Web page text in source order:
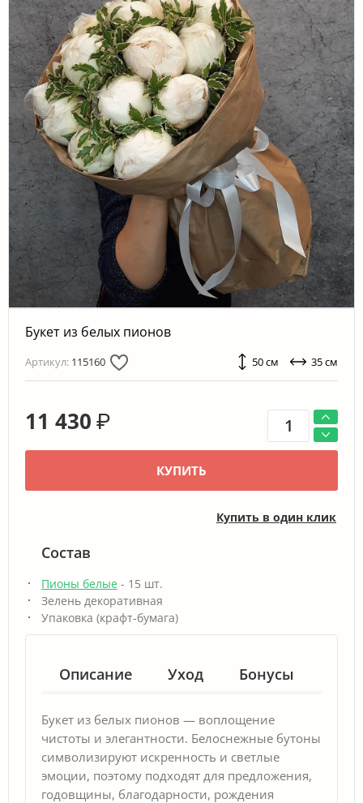
Букет из белых пионов
Артикул: 115160 50 см 35 см
11 430 ₽
КУПИТЬ
Купить в один клик
Состав
Пионы белые - 15 шт.
Зелень декоративная
Упаковка (крафт-бумага)
Описание Уход Бонусы
Букет из белых пионов — воплощение
чистоты и элегантности. Белоснежные бутоны
символизируют искренность и светлые
эмоции, поэтому подходят для предложения,
годовщины, благодарности, рождения